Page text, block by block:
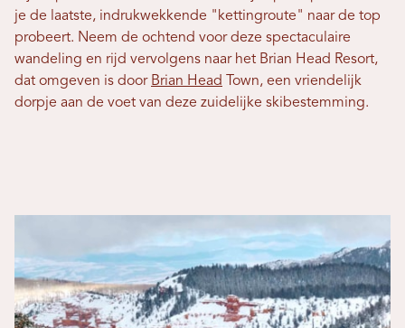
je de laatste, indrukwekkende "kettingroute" naar de top
probeert. Neem de ochtend voor deze spectaculaire
wandeling en rijd vervolgens naar het Brian Head Resort,
dat omgeven is door Brian Head
Town, een vriendelijk
dorpje aan de voet van deze zuidelijke skibestemming.